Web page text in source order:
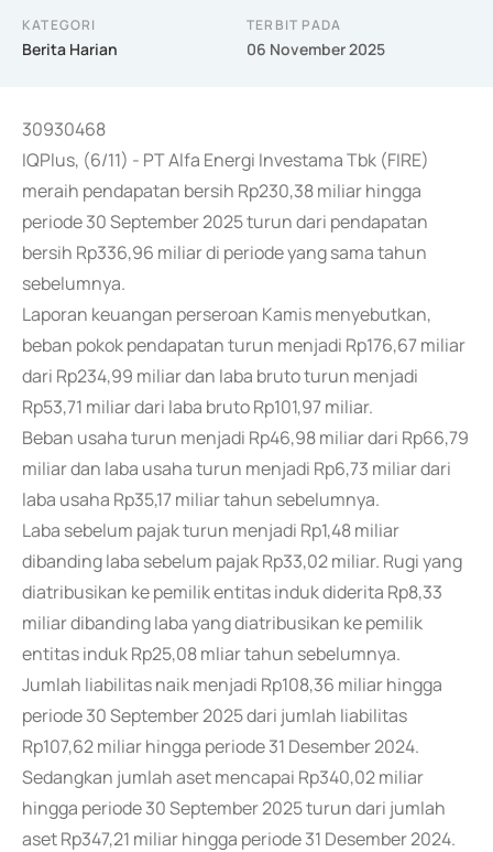
KATEGORI
Berita Harian
TERBIT PADA
06 November 2025
30930468
IQPlus, (6/11) - PT Alfa Energi Investama Tbk (FIRE)
meraih pendapatan bersih Rp230,38 miliar hingga
periode 30 September 2025 turun dari pendapatan
bersih Rp336,96 miliar di periode yang sama tahun
sebelumnya.
Laporan keuangan perseroan Kamis menyebutkan,
beban pokok pendapatan turun menjadi Rp176,67 miliar
dari Rp234,99 miliar dan laba bruto turun menjadi
Rp53,71 miliar dari laba bruto Rp101,97 miliar.
Beban usaha turun menjadi Rp46,98 miliar dari Rp66,79
miliar dan laba usaha turun menjadi Rp6,73 miliar dari
laba usaha Rp35,17 miliar tahun sebelumnya.
Laba sebelum pajak turun menjadi Rp1,48 miliar
dibanding laba sebelum pajak Rp33,02 miliar. Rugi yang
diatribusikan ke pemilik entitas induk diderita Rp8,33
miliar dibanding laba yang diatribusikan ke pemilik
entitas induk Rp25,08 mliar tahun sebelumnya.
Jumlah liabilitas naik menjadi Rp108,36 miliar hingga
periode 30 September 2025 dari jumlah liabilitas
Rp107,62 miliar hingga periode 31 Desember 2024.
Sedangkan jumlah aset mencapai Rp340,02 miliar
hingga periode 30 September 2025 turun dari jumlah
aset Rp347,21 miliar hingga periode 31 Desember 2024.